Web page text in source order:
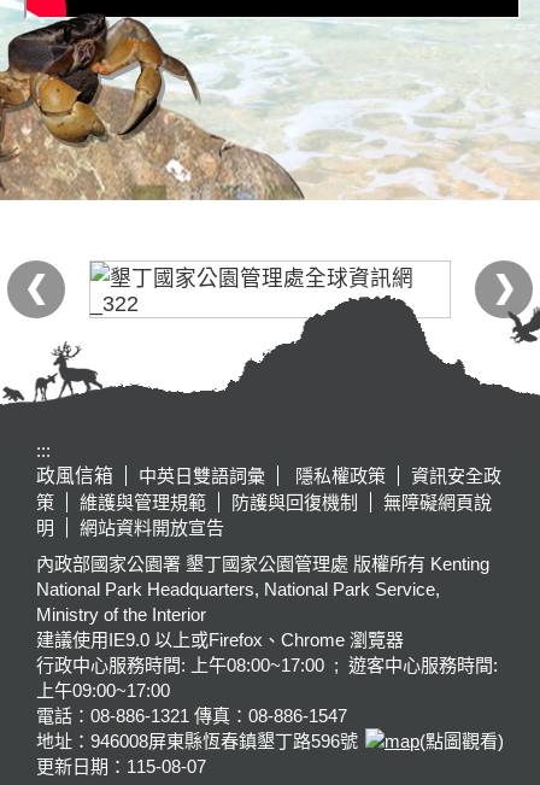
:::
政風信箱
中英日雙語詞彙 隱私權政策
資訊安全政
策
維護與管理規範 防護與回復機制
無障礙網頁說
明
網站資料開放宣告
內政部國家公園署 墾丁國家公園管理處 版權所有 Kenting
National Park Headquarters, National Park Service,
Ministry of the Interior
建議使用IE9.0 以上或Firefox、Chrome 瀏覽器
行政中心服務時間: 上午08:00~17:00 ; 遊客中心服務時間:
上午09:00~17:00
電話：08-886-1321 傳真：08-886-1547
地址：946008屏東縣恆春鎮墾丁路596號
(點圖觀看)
更新日期： 115-08-07